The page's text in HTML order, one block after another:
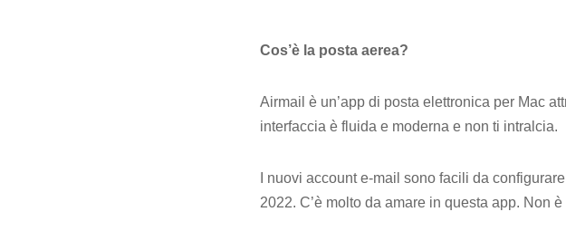
Cos’è la posta aerea?
Airmail è un’app di posta elettronica per Mac
interfaccia è fluida e moderna e non ti intralcia.
I nuovi account e-mail sono facili da
2022. C’è molto da amare in questa app. Non